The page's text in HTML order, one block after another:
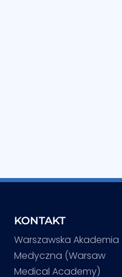
KONTAKT
Warszawska Akademia
Medyczna (Warsaw
Medical Academy)